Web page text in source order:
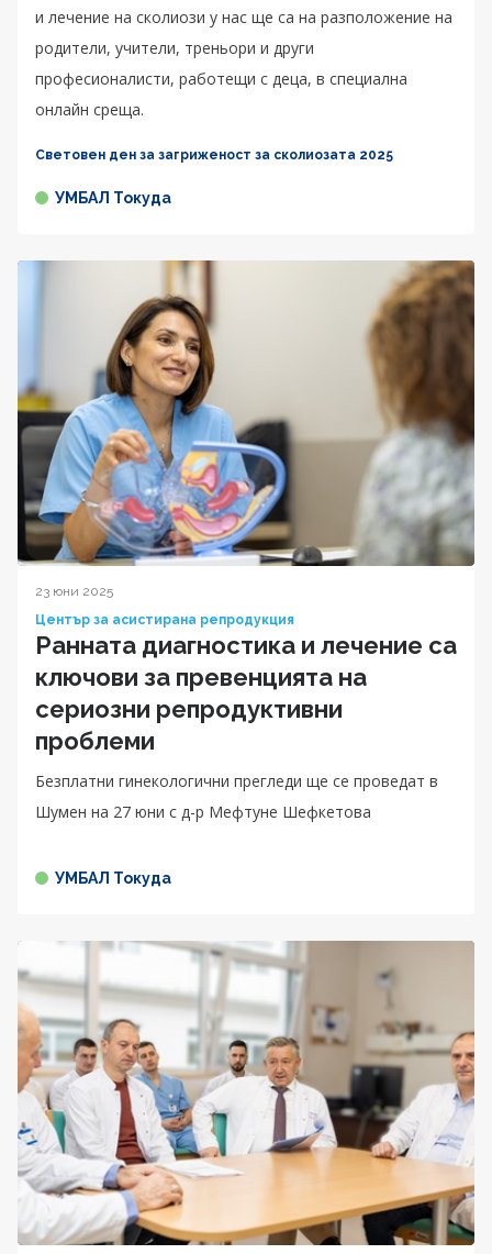
и лечение на сколиози у нас ще са на разположение на
родители, учители, треньори и други
професионалисти, работещи с деца, в специална
онлайн среща.
Световен ден за загриженост за сколиозата 2025
УМБАЛ Токуда
23 юни 2025
Център за асистирана репродукция
Ранната диагностика и лечение са
ключови за превенцията на
сериозни репродуктивни
проблеми
Безплатни гинекологични прегледи ще се проведат в
Шумен на 27 юни с д-р Мефтуне Шефкетова
УМБАЛ Токуда